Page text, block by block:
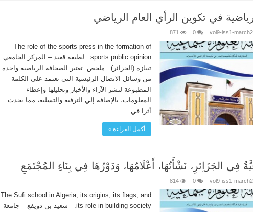
في تكوين الرأي العام الرياضي
vol9-iss1-
0
871
The role of the sports press in the formation of
sports public opinion لطيفة قعيد – المركز الجامعي
تيبازة (الجزائر) ملخص: تعتبر الصحافة الرياضية واحدة
من وسائل الاتصال الرئيسية التي تعتمد على الكلمة
المطبوعة لنشر الآراء والأخبار وتحليلها وإعطاء
المعلومات، بالإضافة إلي الترفيه والتسلية، مما يحدث
أثرا في …
أكمل القراءة »
فِي الجَزَاِئرِ، نَشْأَتُهَا، أَعْلَامُهَا، وَدَوْرُهَا فِي بِنَاءِ المُجْتَمَعِ
vol9-iss1-
0
814
The Sufi school in Algeria, its origins, its flags, and
its role in building society. سعيد بن دويفع – جامعة